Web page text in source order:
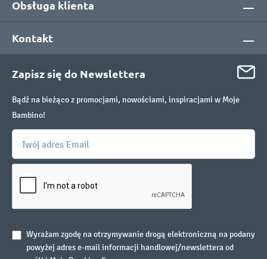
Obsługa klienta
Kontakt
Zapisz się do Newslettera
Bądź na bieżąco z promocjami, nowościami, inspiracjami w Moje
Bambino!
Wyrażam zgodę na otrzymywanie drogą elektroniczną na podany
powyżej adres e-mail informacji handlowej/newslettera od